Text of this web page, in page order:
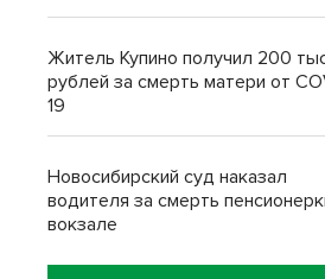
Житель Купино получил 200
рублей за смерть матери от
19
Новосибирский суд наказал
водителя за смерть
вокзале